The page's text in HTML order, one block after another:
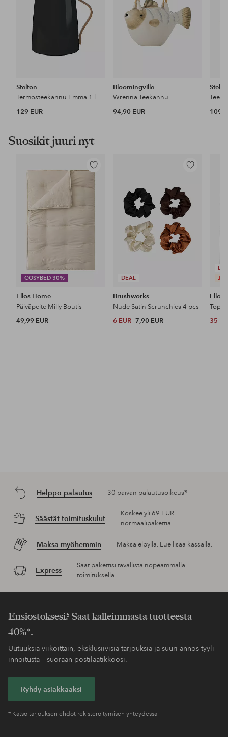
Stelton
Termosteekannu Emma 1 l
129 EUR
Bloomingville
Wrenna Teekannu
94,90 EUR
109
Suosikit juuri nyt
COSYBED 30%
Lisää
Ellos Home
Päiväpeite Milly Boutis
49,99 EUR
DEAL
Lisää
Brushworks
Nude Satin Scrunchies 4 pcs
6 EUR 7,90 EUR
Ellos
Toppi
35
Helppo palautus 30 päivän palautusoikeus*
Säästät toimituskulut
Koskee yli 69 EUR
normaalipakettia
Maksa myöhemmin Maksa elpyllä. Lue lisää kassalla.
Express
Saat pakettisi tavallista nopeammalla
toimituksella
Ensiostoksesi? Saat kalleimmasta tuotteesta –
40%*.
Uutuuksia viikoittain, eksklusiivisia tarjouksia ja suuri annos tyyli-
innoitusta – suoraan postilaatikkoosi.
Ryhdy asiakkaaksi
* Katso tarjouksen ehdot rekisteröitymisen yhteydessä